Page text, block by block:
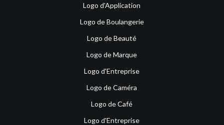
Logo d'Application
Logo de Boulangerie
Logo de Beauté
Logo de Marque
Logo d'Entreprise
Logo de Caméra
Logo de Café
Logo d'Entreprise